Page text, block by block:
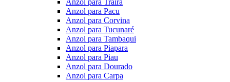
Anzol para Traíra
Anzol para Pacu
Anzol para Corvina
Anzol para Tucunaré
Anzol para Tambaqui
Anzol para Piapara
Anzol para Piau
Anzol para Dourado
Anzol para Carpa